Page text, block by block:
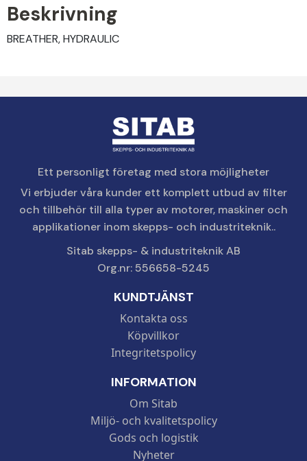
Beskrivning
BREATHER, HYDRAULIC
Ett personligt företag med stora möjligheter
Vi erbjuder våra kunder ett komplett utbud av filter
och tillbehör till alla typer av motorer, maskiner och
applikationer inom skepps- och industriteknik..
Sitab skepps- & industriteknik AB
Org.nr: 556658-5245
KUNDTJÄNST
Kontakta oss
Köpvillkor
Integritetspolicy
INFORMATION
Om Sitab
Miljö- och kvalitetspolicy
Gods och logistik
Nyheter